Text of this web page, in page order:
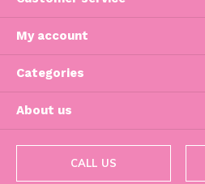
My account
Categories
About us
CALL US